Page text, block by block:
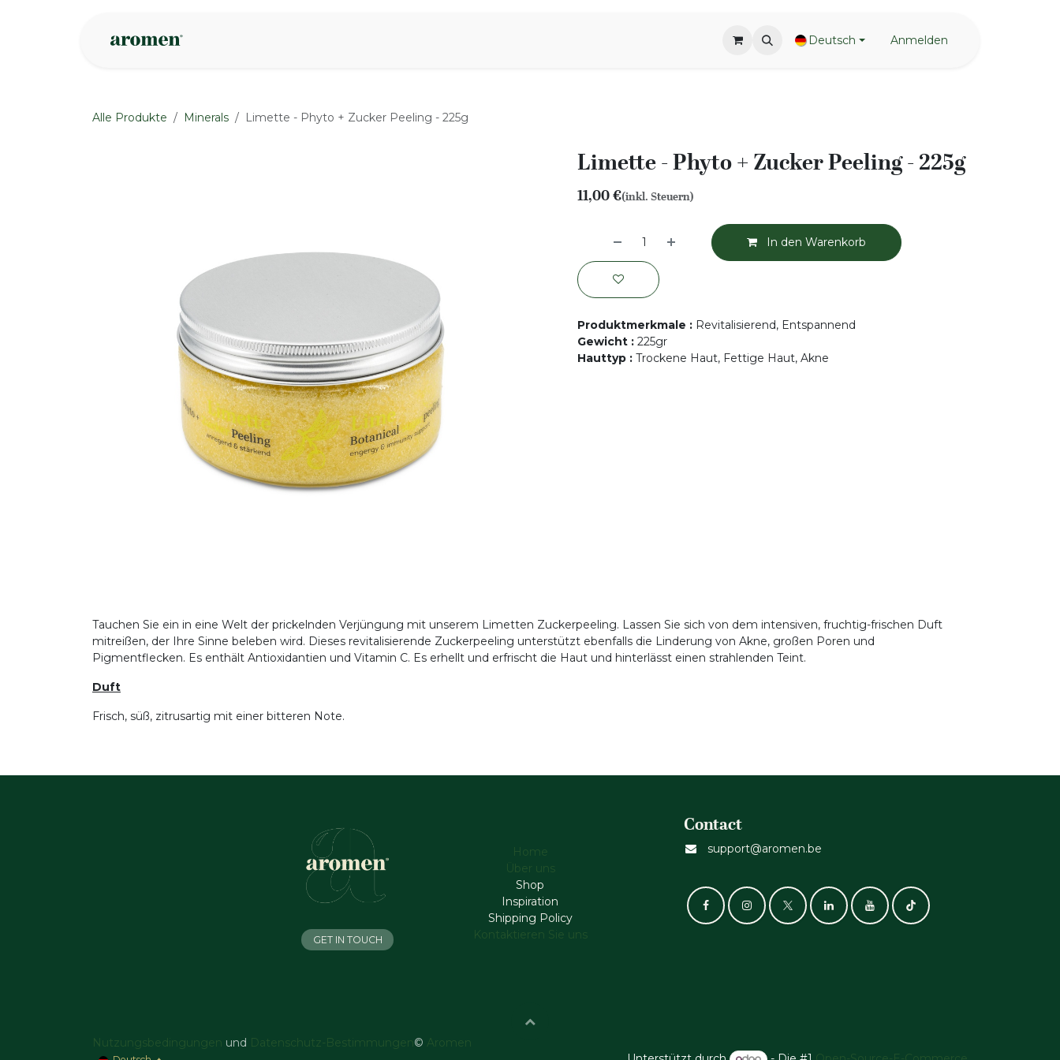
Deutsch Anmelden
Alle Produkte Minerals Limette - Phyto + Zucker Peeling - 225g
Limette - Phyto + Zucker Peeling - 225g
11,00€(inkl. Steuern)
In den Warenkorb
Produktmerkmale : Revitalisierend, Entspannend
Gewicht : 225gr
Hauttyp : Trockene Haut, Fettige Haut, Akne
Tauchen Sie ein in eine Welt der prickelnden Verjüngung mit unserem Limetten Zuckerpeeling. Lassen Sie sich von dem intensiven, fruchtig-frischen Duft
mitreißen, der Ihre Sinne beleben wird. Dieses revitalisierende Zuckerpeeling unterstützt ebenfalls die Linderung von Akne, großen Poren und
Pigmentflecken. Es enthält Antioxidantien und Vitamin C. Es erhellt und erfrischt die Haut und hinterlässt einen strahlenden Teint.
Duft
Frisch, süß, zitrusartig mit einer bitteren Note.
Home
Über uns
Shop
Inspiration
Shipping Policy
Kontaktieren Sie uns
Contact
support@aromen.be
GET IN TOUCH
Nutzungsbedingungen und Datenschutz-Bestimmungen © Aromen